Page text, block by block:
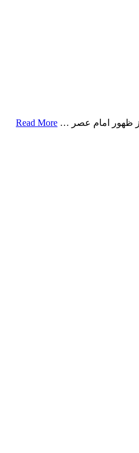
ظهور امام عصر … Read More